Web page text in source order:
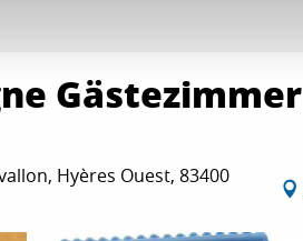
Gästezimmer
Hyères Ouest, 83400